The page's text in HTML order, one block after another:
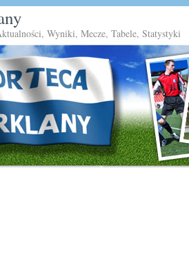
Wyniki, Mecze, Tabele, Statystyki